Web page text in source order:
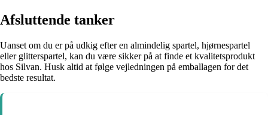
Afsluttende tanker
Uanset om du er på udkig efter en almindelig spartel, hjørnespartel
eller glitterspartel, kan du være sikker på at finde et kvalitetsprodukt
hos Silvan. Husk altid at følge vejledningen på emballagen for det
bedste resultat.